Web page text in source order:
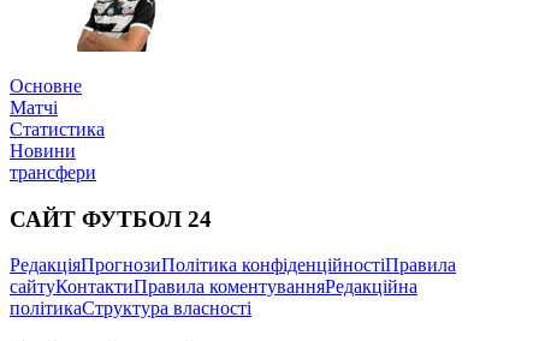
Основне
Матчі
Статистика
Новини
трансфери
САЙТ ФУТБОЛ 24
РедакціяПрогнозиПолітика конфіденційностіПравила
сайтуКонтактиПравила коментуванняРедакційна
політикаСтруктура власності